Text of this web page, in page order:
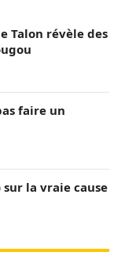
Talon révèle des
faire un
la vraie cause